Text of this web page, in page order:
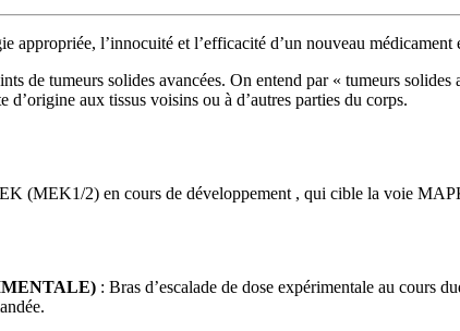
appropriée, l’innocuité et l’efficacité d’un nouveau
de tumeurs solides avancées. On entend par « tumeurs
d’origine aux tissus voisins ou à d’autres parties du corps.
(MEK1/2) en cours de développement , qui cible la voie
: Bras d’escalade de dose expérimentale au cours